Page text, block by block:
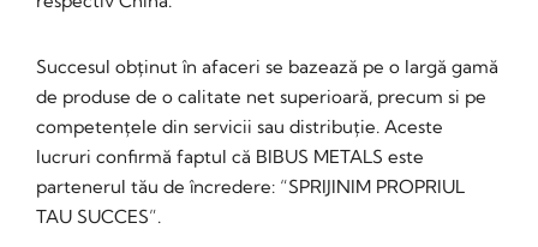
Succesul obținut în afaceri se bazează pe o largă gamă
de produse de o calitate net superioară, precum si pe
competențele din servicii sau distribuție. Aceste
lucruri confirmă faptul că BIBUS METALS este
partenerul tău de încredere: “SPRIJINIM PROPRIUL
TAU SUCCES”.